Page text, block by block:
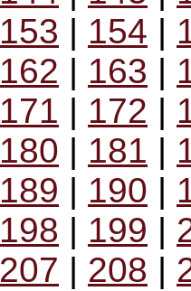
153 | 154 |
162 | 163 |
171 | 172 |
180 | 181 |
189 | 190 |
198 | 199 |
207 | 208 |